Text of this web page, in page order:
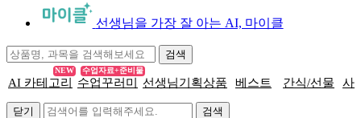
선생님을 가장 잘 아는 AI, 마이클
AI 카테고리
NEW
수업꾸러미
수업자료+준비물
선생님기획상품 베스트 간식/선물 사
닫기